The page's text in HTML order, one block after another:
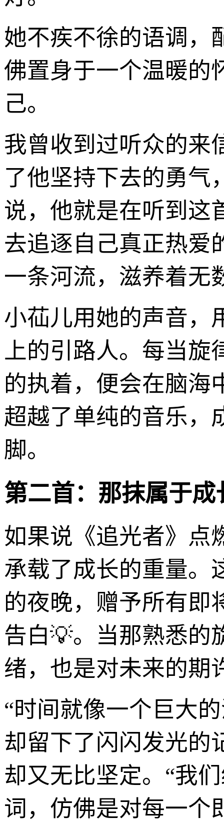
她不疾不徐的语调，
佛置身于一个温暖的
己。
我曾收到过听众的来
了他坚持下去的勇气
说，他就是在听到这
去追逐自己真正热爱
一条河流，滋养着无
小苮儿用她的声音，
上的引路人。每当旋
的执着，便会在脑海
超越了单纯的音乐，
脚。
第二首：那抹属于
如果说《追光者》点
承载了成长的重量。
的夜晚，赠予所有即
告白💡。当那熟悉的
绪，也是对未来的期
“时间就像一个巨大
却留下了闪闪发光的
却又无比坚定。“我
词，仿佛是对每一个